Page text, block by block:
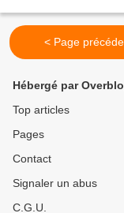
< Page
Hébergé par
Top articles
Pages
Contact
Signaler un abus
C.G.U.